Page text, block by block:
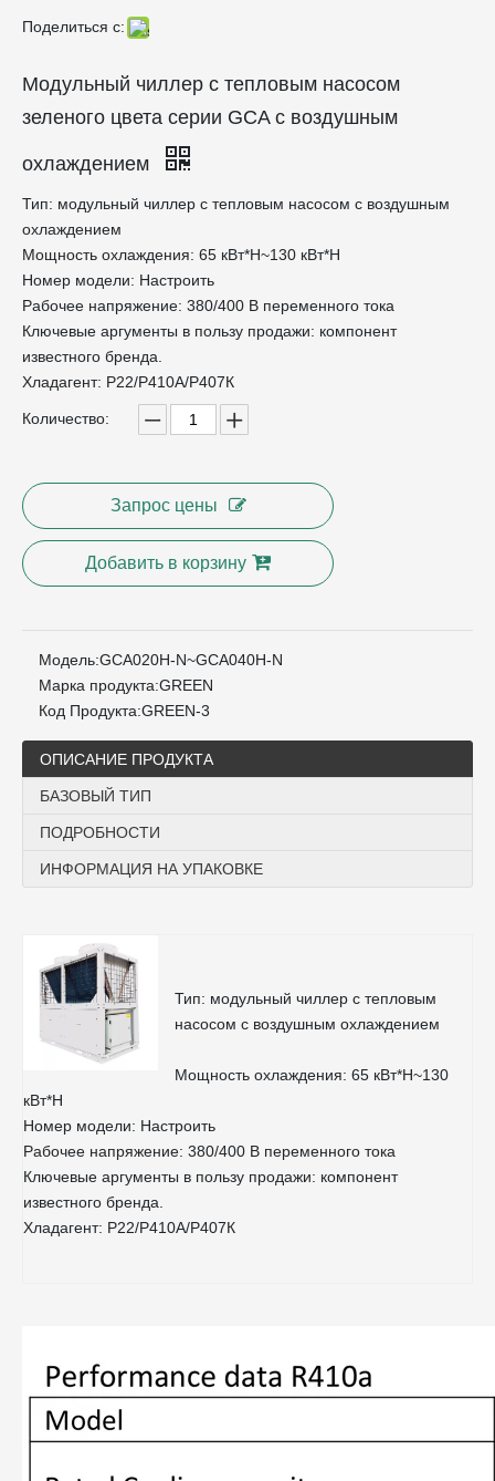
Поделиться с:
Модульный чиллер с тепловым насосом
зеленого цвета серии GCA с воздушным
охлаждением
Тип: модульный чиллер с тепловым насосом с воздушным
охлаждением
Мощность охлаждения: 65 кВт*Н~130 кВт*Н
Номер модели: Настроить
Рабочее напряжение: 380/400 В переменного тока
Ключевые аргументы в пользу продажи: компонент
известного бренда.
Хладагент: Р22/Р410А/Р407К
Количество:
Запрос цены
Добавить в корзину
Модель:GCA020H-N~GCA040H-N
Марка продукта:GREEN
Код Продукта:GREEN-3
ОПИСАНИЕ ПРОДУКТА
БАЗОВЫЙ ТИП
ПОДРОБНОСТИ
ИНФОРМАЦИЯ НА УПАКОВКЕ
Тип: модульный чиллер с тепловым
насосом с воздушным охлаждением
Мощность охлаждения: 65 кВт*Н~130
кВт*Н
Номер модели: Настроить
Рабочее напряжение: 380/400 В переменного тока
Ключевые аргументы в пользу продажи: компонент
известного бренда.
Хладагент: Р22/Р410А/Р407К